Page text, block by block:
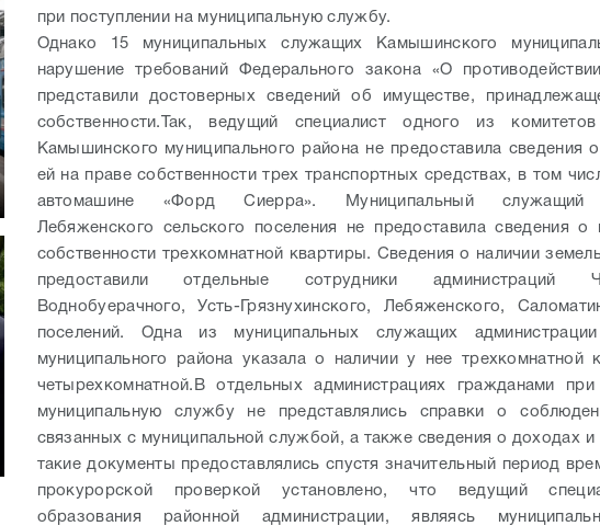
при поступлении на муниципальную службу.
Однако 15 муниципальных служащих Камышинского
нарушение требований Федерального закона «О
представили достоверных сведений об имуществе,
собственности.Так, ведущий специалист одного из комитетов
Камышинского муниципального района не предоставила сведения
ей на праве собственности трех транспортных средствах, в том
автомашине «Форд Сиерра». Муниципальный служащий
Лебяженского сельского поселения не предоставила сведения
собственности трехкомнатной квартиры. Сведения о наличии
предоставили отдельные сотрудники администраций
Воднобуерачного, Усть-Грязнухинского, Лебяженского,
поселений. Одна из муниципальных служащих
муниципального района указала о наличии у нее трехкомнатной
четырехкомнатной. В отдельных администрациях гражданами при
муниципальную службу не представлялись справки о
связанных с муниципальной службой, а также сведения о доходах и
такие документы предоставлялись спустя значительный период
прокурорской проверкой установлено, что ведущий
образования районной администрации, являясь